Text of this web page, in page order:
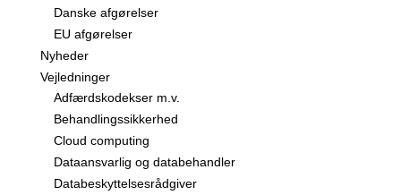
Danske afgørelser
EU afgørelser
Nyheder
Vejledninger
Adfærdskodekser m.v.
Behandlingssikkerhed
Cloud computing
Dataansvarlig og databehandler
Databeskyttelsesrådgiver